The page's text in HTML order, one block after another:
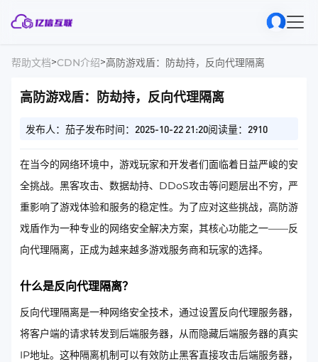
帮助文档>CDN介绍>高防游戏盾：防劫持，反向代理隔离
高防游戏盾：防劫持，反向代理隔离
发布人：茄子发布时间：2025-10-22 21:20阅读量：2910
在当今的网络环境中，游戏玩家和开发者们面临着日益严峻的安
全挑战。黑客攻击、数据劫持、DDoS攻击等问题层出不穷，严
重影响了游戏体验和服务的稳定性。为了应对这些挑战，高防游
戏盾作为一种专业的网络安全解决方案，其核心功能之一——反
向代理隔离，正成为越来越多游戏服务商和玩家的选择。
什么是反向代理隔离？
反向代理隔离是一种网络安全技术，通过设置反向代理服务器，
将客户端的请求转发到后端服务器，从而隐藏后端服务器的真实
IP地址。这种隔离机制可以有效防止黑客直接攻击后端服务器，